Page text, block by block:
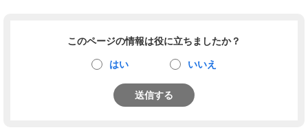
このページの情報は役に立ちましたか？
はい いいえ
送信する